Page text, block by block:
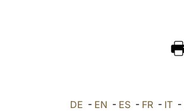
DE - EN - ES - FR - IT -